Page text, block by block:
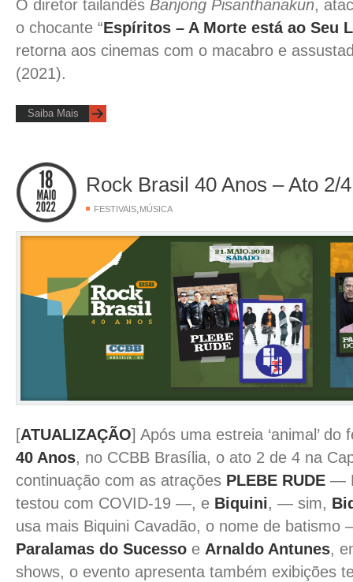
O diretor tailandês Banjong Pisanthanakun,
o chocante “Espíritos – A Morte está ao Seu
retorna aos cinemas com o macabro e
(2021).
Saiba Mais
Rock Brasil 40 Anos – Ato 2/4
FESTIVAIS, MÚSICA
[ATUALIZAÇÃO] Após uma estreia ‘animal’ do
40 Anos, no CCBB Brasília, o ato 2 de 4 na
continuação com as atrações PLEBE RUDE —
testou com COVID-19 —, e Biquini, — sim,
usa mais Biquini Cavadão, o nome de batismo
Paralamas do Sucesso e Arnaldo Antunes,
shows, o evento apresenta também exibições